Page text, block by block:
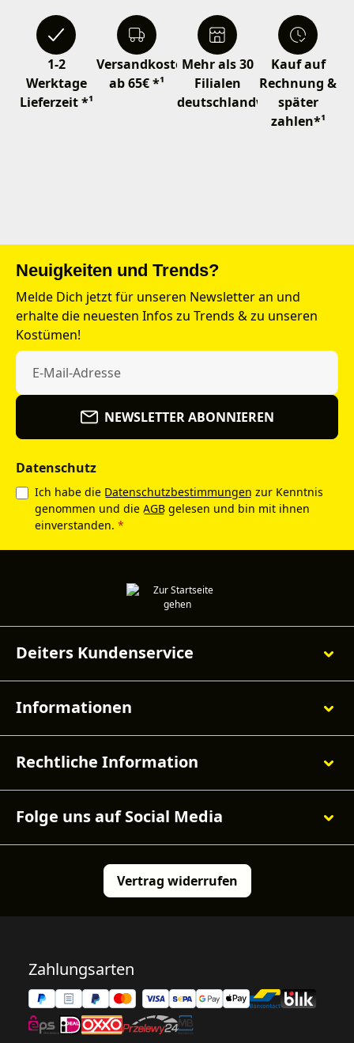
1-2
Werktage
Lieferzeit *¹
Versandkostenfrei
ab 65€ *¹
Mehr als 30
Filialen
deutschlandweit
Kauf auf
Rechnung &
später
zahlen*¹
Neuigkeiten und Trends?
Melde Dich jetzt für unseren Newsletter an und
erhalte die neuesten Infos zu Trends & zu unseren
Kostümen!
NEWSLETTER ABONNIEREN
Datenschutz
Ich habe die Datenschutzbestimmungen zur Kenntnis
genommen und die AGB gelesen und bin mit ihnen
einverstanden. *
Deiters Kundenservice
Informationen
Rechtliche Information
Folge uns auf Social Media
Vertrag widerrufen
Zahlungsarten